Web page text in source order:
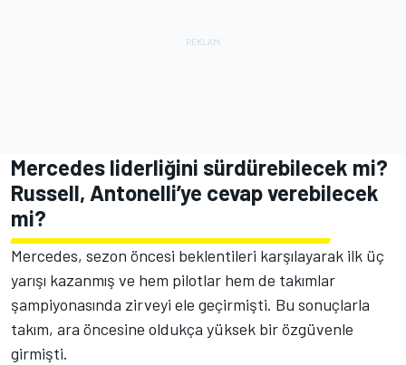
Mercedes liderliğini sürdürebilecek mi?
Russell, Antonelli’ye cevap verebilecek
mi?
Mercedes, sezon öncesi beklentileri karşılayarak ilk üç
yarışı kazanmış ve hem pilotlar hem de takımlar
şampiyonasında zirveyi ele geçirmişti. Bu sonuçlarla
takım, ara öncesine oldukça yüksek bir özgüvenle
girmişti.